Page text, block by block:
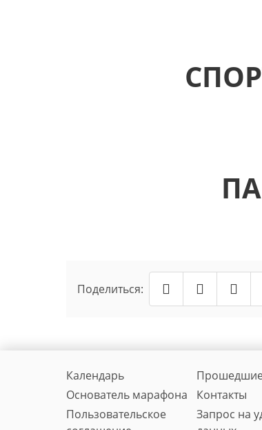
Поделиться:
Календарь
Основатель марафона
Контакты
Пользовательское
Запрос на